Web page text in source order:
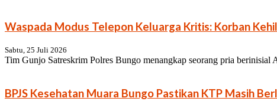
Waspada Modus Telepon Keluarga Kritis: Korban
Sabtu, 25 Juli 2026
Tim Gunjo Satreskrim Polres Bungo menangkap seorang pria
BPJS Kesehatan Muara Bungo Pastikan KTP Masih